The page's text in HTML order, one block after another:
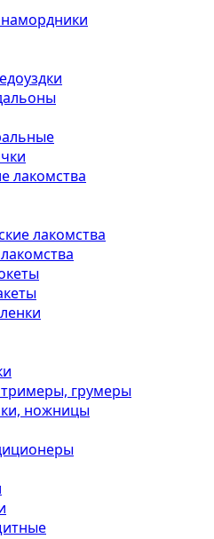
лакомства
лакомства
грумеры
ножницы